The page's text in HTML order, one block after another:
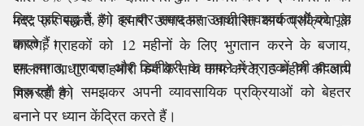
मदद कर सकते हैं। हमारी उत्पादकता आधारित कार्य प्रक्रिया के
कारण, ग्राहकों को 12 महीनों के लिए भुगतान करने के बजाय,
सालाना आधार पर हमारी फर्म के साथ काम करके 13 महीने की आय
मिल रही है।
लिए प्रतिबद्ध हैं, जो हर बार समय पर उनकी आवश्यकताओं को पूरा
करते हैं।
हम लागत, गुणवत्ता और डिलीवरी के मामले में ग्राहकों की बदलती
जरूरतों को समझकर अपनी व्यावसायिक प्रक्रियाओं को बेहतर
बनाने पर ध्यान केंद्रित करते हैं।